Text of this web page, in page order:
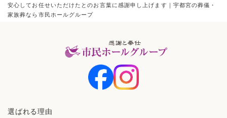
安心してお任せいただけたとのお言葉に感謝申し上げます｜宇都宮の葬儀・
家族葬なら市民ホールグループ
選ばれる理由